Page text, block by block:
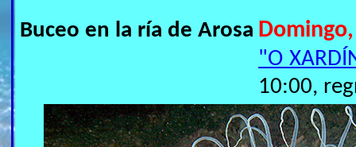
Buceo en la ría de Arosa
"O
10:00,